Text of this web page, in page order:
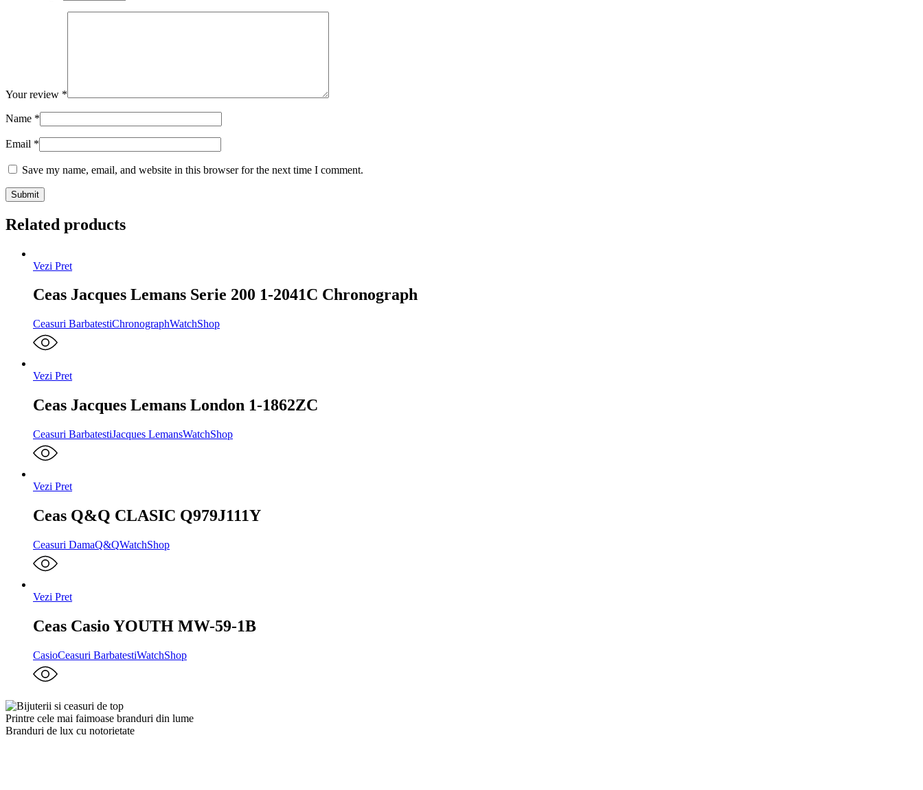
Your review *
Name *
Email *
Save my name, email, and website in this browser for the next time I comment.
Related products
Vezi Pret
Ceas Jacques Lemans Serie 200 1-2041C Chronograph
Ceasuri BarbatestiChronographWatchShop
Vezi Pret
Ceas Jacques Lemans London 1-1862ZC
Ceasuri BarbatestiJacques LemansWatchShop
Vezi Pret
Ceas Q&Q CLASIC Q979J111Y
Ceasuri DamaQ&QWatchShop
Vezi Pret
Ceas Casio YOUTH MW-59-1B
CasioCeasuri BarbatestiWatchShop
Printre cele mai faimoase branduri din lume
Branduri de lux cu notorietate